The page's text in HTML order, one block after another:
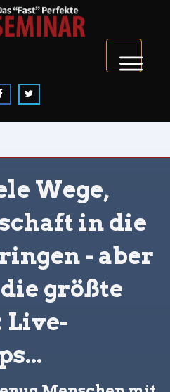
Home
Blog
Kontakt
Wege,
in die
- aber
größte